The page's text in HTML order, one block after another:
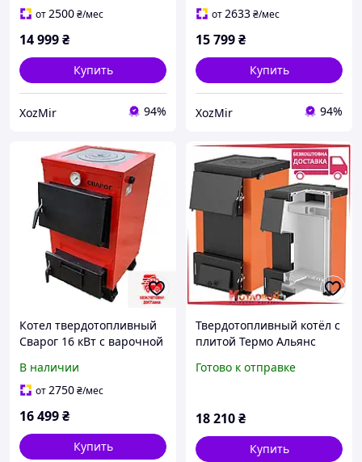
от2500₴/мес
14 999₴
Купить
ХоzMir 94%
от2633₴/мес
15 799₴
Купить
ХоzMir 94%
Котел твердотопливный
Сварог 16 кВт с варочной
В наличии
от2750₴/мес
16 499₴
Купить
Твердотопливный котёл с
плитой Термо Альянс
ALLIANCE Magnum) V4 SSF
Готово к отправке
18 210₴
Купить